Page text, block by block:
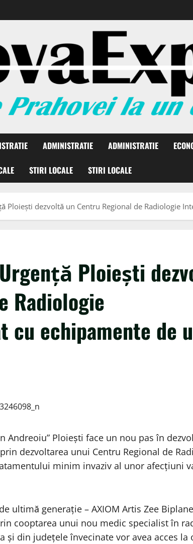
ADMINISTRATIE ADMINISTRATIE
STIRI LOCALE STIRI LOCALE
Ploiești dezvoltă un Centru Regional de Radiologie
Ploiești
Radiologie
cu echipamente de
Andreoiu” Ploiești face un nou pas în
dezvoltarea unui Centru Regional de
minim invaziv al unor afecțiuni
ultimă generație – AXIOM Artis Zee Biplane
cooptarea unui nou medic specialist în
din județele învecinate vor avea acces la